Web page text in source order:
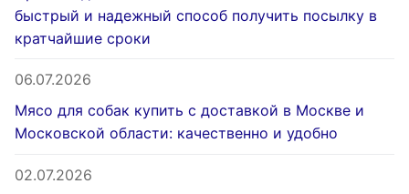
быстрый и надежный способ получить посылку в
кратчайшие сроки
06.07.2026
Мясо для собак купить с доставкой в Москве и
Московской области: качественно и удобно
02.07.2026